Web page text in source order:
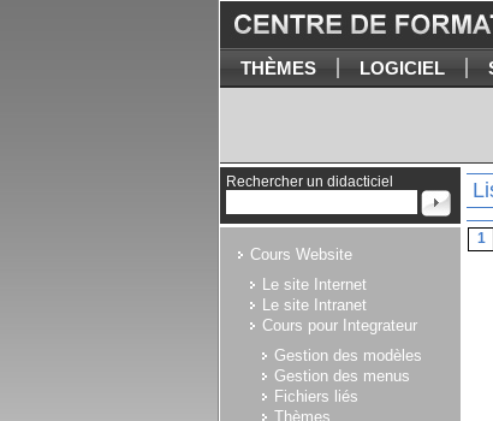
THÈMES LOGICIEL
Rechercher un didacticiel
Cours Website
Le site Internet
Le site Intranet
Cours pour Integrateur
Gestion des modèles
Gestion des menus
Fichiers liés
Thèmes
1